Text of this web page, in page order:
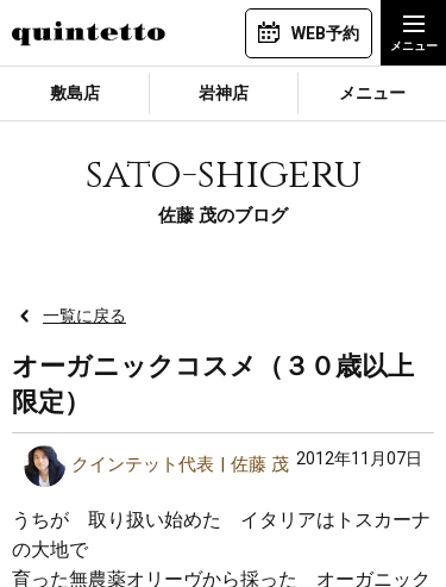
WEB予約
敷島店 岩神店 メニュー
sato-shigeru
佐藤 茂のブログ
一覧に戻る
オーガニックコスメ（３０歳以上
限定）
クインテット代表 佐藤 茂 2012年11月07日
うちが 取り扱い始めた イタリアはトスカーナ
の大地で
育った無農薬オリーヴから採った オーガニック